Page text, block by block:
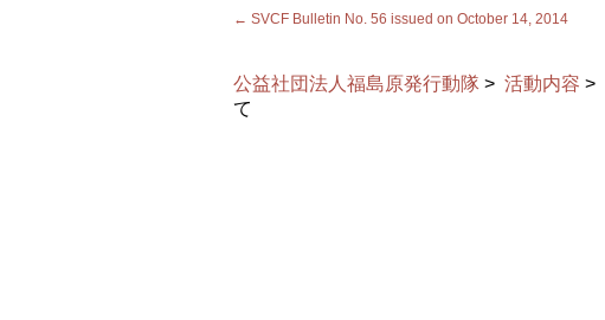
← SVCF Bulletin No. 56 issued on October 14, 2014
公益社団法人福島原発行動隊 > 活動内容 >
て